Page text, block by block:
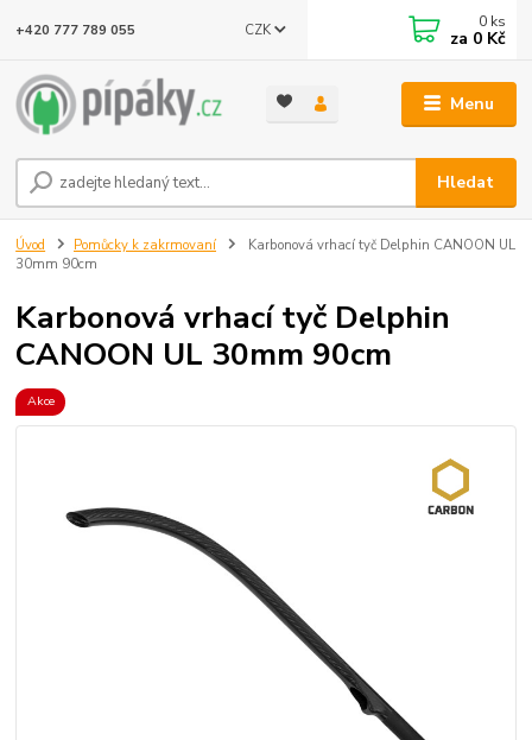
Menu
CZK
Hledat
+420 777 789 055 0 ks
za 0 Kč
Úvod Pomůcky k zakrmovaní
Karbonová vrhací tyč Delphin CANOON UL
30mm 90cm
Karbonová vrhací tyč Delphin
CANOON UL 30mm 90cm
Akce